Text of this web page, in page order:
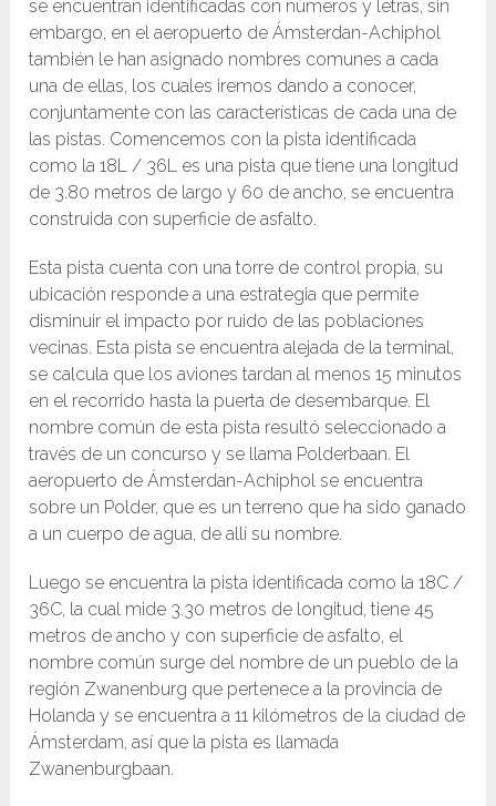
se encuentran identificadas con números y letras, sin
embargo, en el aeropuerto de Ámsterdan-Achiphol
también le han asignado nombres comunes a cada
una de ellas, los cuales iremos dando a conocer,
conjuntamente con las características de cada una de
las pistas. Comencemos con la pista identificada
como la 18L / 36L es una pista que tiene una longitud
de 3.80 metros de largo y 60 de ancho, se encuentra
construida con superficie de asfalto.
Esta pista cuenta con una torre de control propia, su
ubicación responde a una estrategia que permite
disminuir el impacto por ruido de las poblaciones
vecinas. Esta pista se encuentra alejada de la terminal,
se calcula que los aviones tardan al menos 15 minutos
en el recorrido hasta la puerta de desembarque. El
nombre común de esta pista resultó seleccionado a
través de un concurso y se llama Polderbaan. El
aeropuerto de Ámsterdan-Achiphol se encuentra
sobre un Polder, que es un terreno que ha sido ganado
a un cuerpo de agua, de allí su nombre.
Luego se encuentra la pista identificada como la 18C /
36C, la cual mide 3.30 metros de longitud, tiene 45
metros de ancho y con superficie de asfalto, el
nombre común surge del nombre de un pueblo de la
región Zwanenburg que pertenece a la provincia de
Holanda y se encuentra a 11 kilómetros de la ciudad de
Ámsterdam, así que la pista es llamada
Zwanenburgbaan.